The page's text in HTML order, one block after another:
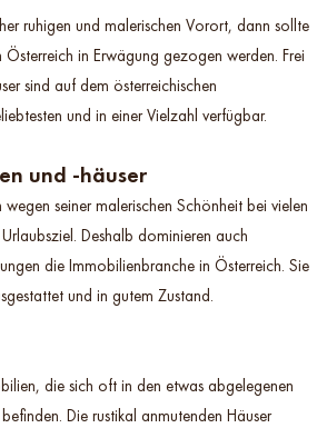
ruhigen und malerischen Vorort, dann sollte
Österreich in Erwägung gezogen werden. Frei
sind auf dem österreichischen
und in einer Vielzahl verfügbar.
und -häuser
seiner malerischen Schönheit bei vielen
Deshalb dominieren auch
die Immobilienbranche in Österreich. Sie
und in gutem Zustand.
die sich oft in den etwas abgelegenen
Die rustikal anmutenden Häuser